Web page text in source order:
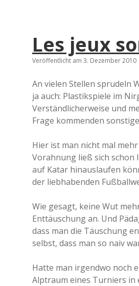
Les jeux
Veröffentlicht am 3. Dezember 2010
An vielen Stellen sprudeln
ja auch: Plastikspiele im
Verständlicherweise und
Frage kommenden
Hier ist man nicht mal
Vorahnung ließ sich schon
auf Katar hinauslaufen
der liebhabenden
Wie gesagt, keine Wut
Enttäuschung an. Und
dass man die Täuschung
selbst, dass man so naiv
Hatte man irgendwo noch
Alptraum eines Turniers in